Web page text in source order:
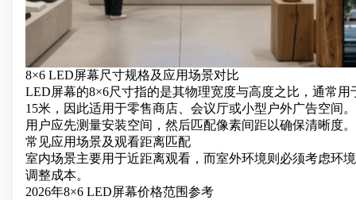
8×6 LED屏幕尺寸规格及应用场景对比
LED屏幕的8×6尺寸指的是其物理宽度与高度之比，通常
15米，因此适用于零售商店、会议厅或小型户外广告空间。
用户应先测量安装空间，然后匹配像素间距以确保清晰度。
常见应用场景及观看距离匹配
室内场景主要用于近距离观看，而室外环境则必须考虑环
调整成本。
2026年8×6 LED屏幕价格范围参考